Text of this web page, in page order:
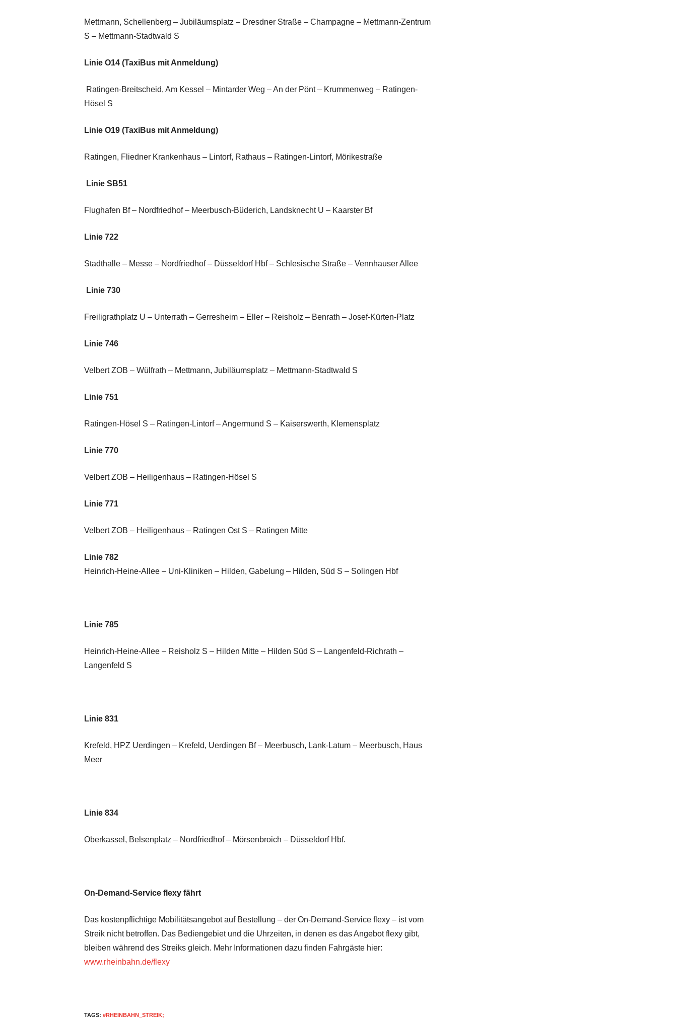
Mettmann, Schellenberg – Jubiläumsplatz – Dresdner Straße – Champagne – Mettmann-Zentrum
S – Mettmann-Stadtwald S
Linie O14 (TaxiBus mit Anmeldung)
Ratingen-Breitscheid, Am Kessel – Mintarder Weg – An der Pönt – Krummenweg – Ratingen-
Hösel S
Linie O19 (TaxiBus mit Anmeldung)
Ratingen, Fliedner Krankenhaus – Lintorf, Rathaus – Ratingen-Lintorf, Mörikestraße
Linie SB51
Flughafen Bf – Nordfriedhof – Meerbusch-Büderich, Landsknecht U – Kaarster Bf
Linie 722
Stadthalle – Messe – Nordfriedhof – Düsseldorf Hbf – Schlesische Straße – Vennhauser Allee
Linie 730
Freiligrathplatz U – Unterrath – Gerresheim – Eller – Reisholz – Benrath – Josef-Kürten-Platz
Linie 746
Velbert ZOB – Wülfrath – Mettmann, Jubiläumsplatz – Mettmann-Stadtwald S
Linie 751
Ratingen-Hösel S – Ratingen-Lintorf – Angermund S – Kaiserswerth, Klemensplatz
Linie 770
Velbert ZOB – Heiligenhaus – Ratingen-Hösel S
Linie 771
Velbert ZOB – Heiligenhaus – Ratingen Ost S – Ratingen Mitte
Linie 782
Heinrich-Heine-Allee – Uni-Kliniken – Hilden, Gabelung – Hilden, Süd S – Solingen Hbf
Linie 785
Heinrich-Heine-Allee – Reisholz S – Hilden Mitte – Hilden Süd S – Langenfeld-Richrath –
Langenfeld S
Linie 831
Krefeld, HPZ Uerdingen – Krefeld, Uerdingen Bf – Meerbusch, Lank-Latum – Meerbusch, Haus
Meer
Linie 834
Oberkassel, Belsenplatz – Nordfriedhof – Mörsenbroich – Düsseldorf Hbf.
On-Demand-Service flexy fährt
Das kostenpflichtige Mobilitätsangebot auf Bestellung – der On-Demand-Service flexy – ist vom
Streik nicht betroffen. Das Bediengebiet und die Uhrzeiten, in denen es das Angebot flexy gibt,
bleiben während des Streiks gleich. Mehr Informationen dazu finden Fahrgäste hier:
www.rheinbahn.de/flexy
TAGS: #RHEINBAHN_STREIK;